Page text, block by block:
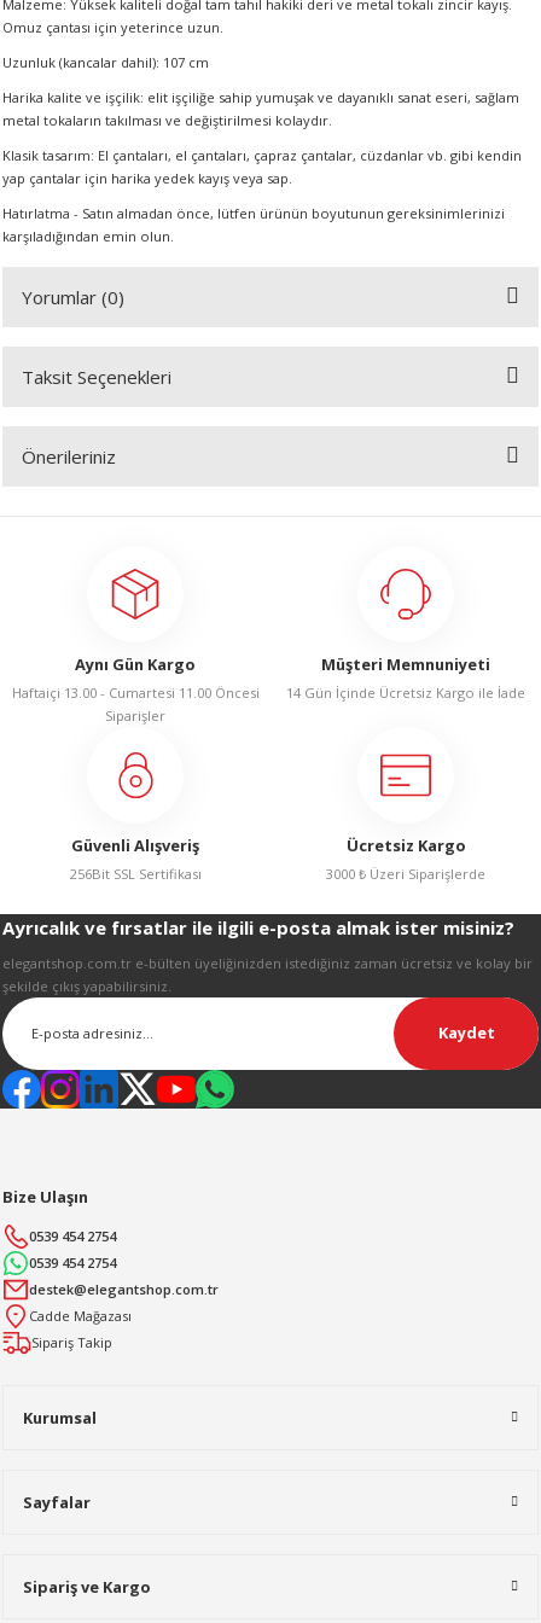
Malzeme: Yüksek kaliteli doğal tam tahıl hakiki deri ve metal tokalı zincir kayış.
Omuz çantası için yeterince uzun.
Uzunluk (kancalar dahil): 107 cm
Harika kalite ve işçilik: elit işçiliğe sahip yumuşak ve dayanıklı sanat eseri, sağlam
metal tokaların takılması ve değiştirilmesi kolaydır.
Klasik tasarım: El çantaları, el çantaları, çapraz çantalar, cüzdanlar vb. gibi kendin
yap çantalar için harika yedek kayış veya sap.
Hatırlatma - Satın almadan önce, lütfen ürünün boyutunun gereksinimlerinizi
karşıladığından emin olun.
Yorumlar (0)
Bu ürüne ilk yorumu siz yapın!
Taksit Seçenekleri
Önerileriniz
Görüş ve önerileriniz için teşekkür ederiz.
Ürün açıklamasında eksik bilgiler bulunuyor.
Ürün bilgilerinde hatalar bulunuyor.
Ürün fiyatı diğer sitelerden daha pahalı.
Bu ürüne benzer farklı alternatifler olmalı.
Gönder
Aynı Gün Kargo
Haftaiçi 13.00 - Cumartesi 11.00 Öncesi
Siparişler
Müşteri Memnuniyeti
14 Gün İçinde Ücretsiz Kargo ile İade
Güvenli Alışveriş
256Bit SSL Sertifikası
Ücretsiz Kargo
3000 ₺ Üzeri Siparişlerde
Ayrıcalık ve fırsatlar ile ilgili e-posta almak ister misiniz?
elegantshop.com.tr e-bülten üyeliğinizden istediğiniz zaman ücretsiz ve kolay bir
şekilde çıkış yapabilirsiniz.
Kaydet
Kurumsal
Sayfalar
Sipariş ve Kargo
Bize Ulaşın
0539 454 2754
0539 454 2754
destek@elegantshop.com.tr
Cadde Mağazası
Sipariş Takip